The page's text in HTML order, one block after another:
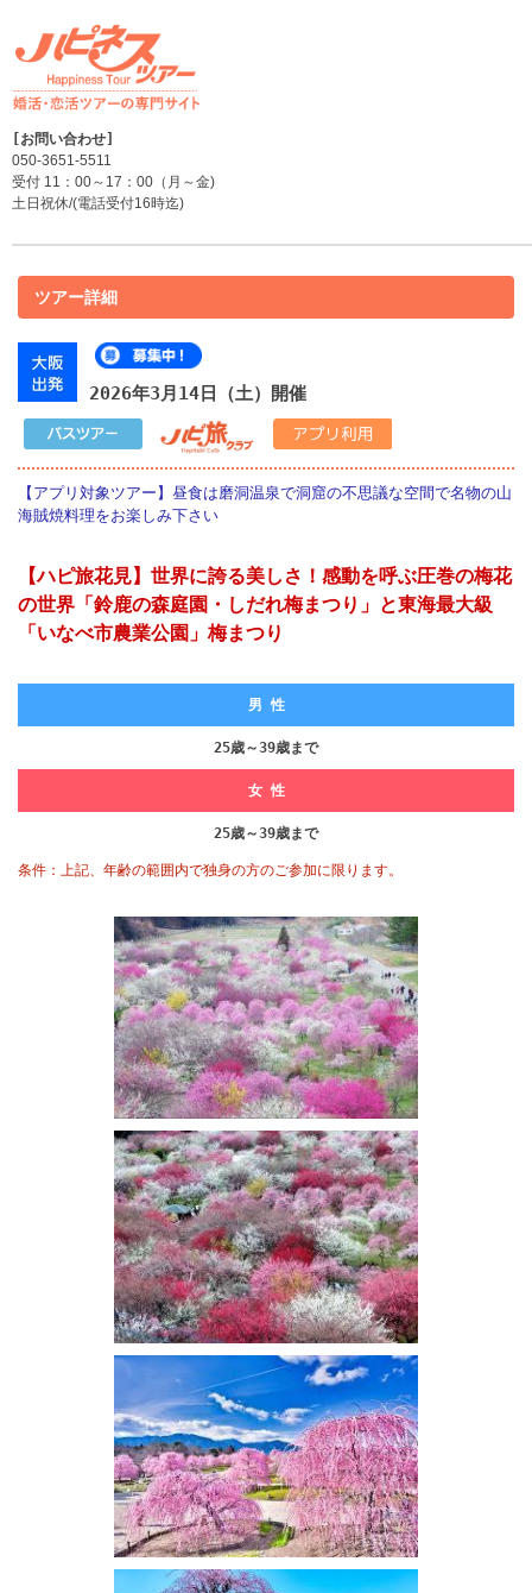
050-3651-5511
受付 11：00～17：00（月～金)
土日祝休/(電話受付16時迄)
ツアー詳細
2026年3月14日（土）開催
【アプリ対象ツアー】昼食は磨洞温泉で洞窟の不思議な空間で名物の山
海賊焼料理をお楽しみ下さい
【ハピ旅花見】世界に誇る美しさ！感動を呼ぶ圧巻の梅花
の世界「鈴鹿の森庭園・しだれ梅まつり」と東海最大級
「いなべ市農業公園」梅まつり
男 性
25歳～39歳まで
女 性
25歳～39歳まで
条件：上記、年齢の範囲内で独身の方のご参加に限ります。